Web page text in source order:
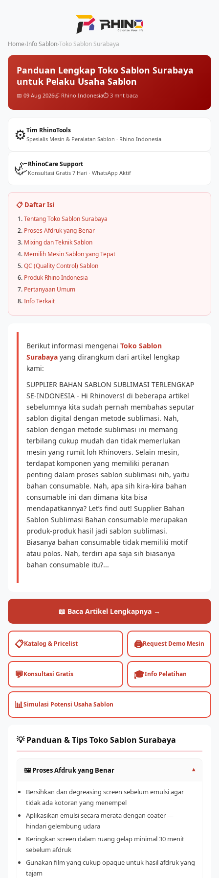
Home›Info Sablon›Toko Sablon Surabaya
Panduan Lengkap Toko Sablon Surabaya
untuk Pelaku Usaha Sablon
📅 09 Aug 2026🦏 Rhino Indonesia⏱️ 3 mnt baca
⚙️Tim RhinoTools
Spesialis Mesin & Peralatan Sablon · Rhino Indonesia
🦏RhinoCare Support
Konsultasi Gratis 7 Hari · WhatsApp Aktif
📋 Daftar Isi
Tentang Toko Sablon Surabaya
Proses Afdruk yang Benar
Mixing dan Teknik Sablon
Memilih Mesin Sablon yang Tepat
QC (Quality Control) Sablon
Produk Rhino Indonesia
Pertanyaan Umum
Info Terkait
Berikut informasi mengenai Toko Sablon
Surabaya yang dirangkum dari artikel lengkap
kami:
SUPPLIER BAHAN SABLON SUBLIMASI TERLENGKAP
SE-INDONESIA - Hi Rhinovers! di beberapa artikel
sebelumnya kita sudah pernah membahas seputar
sablon digital dengan metode sublimasi. Nah,
sablon dengan metode sublimasi ini memang
terbilang cukup mudah dan tidak memerlukan
mesin yang rumit loh Rhinovers. Selain mesin,
terdapat komponen yang memiliki peranan
penting dalam proses sablon sublimasi nih, yaitu
bahan consumable. Nah, apa sih kira-kira bahan
consumable ini dan dimana kita bisa
mendapatkannya? Let’s find out! Supplier Bahan
Sablon Sublimasi Bahan consumable merupakan
produk-produk hasil jadi sablon sublimasi.
Biasanya bahan consumable tidak memiliki motif
atau polos. Nah, terdiri apa saja sih biasanya
bahan consumable itu?...
📖 Baca Artikel Lengkapnya →
📋Katalog & Pricelist 🖨️Request Demo Mesin
💬Konsultasi Gratis 🎓Info Pelatihan
📊Simulasi Potensi Usaha Sablon
💡 Panduan & Tips Toko Sablon Surabaya
🖼️ Proses Afdruk yang Benar ▾
Bersihkan dan degreasing screen sebelum emulsi agar
tidak ada kotoran yang menempel
Aplikasikan emulsi secara merata dengan coater —
hindari gelembung udara
Keringkan screen dalam ruang gelap minimal 30 menit
sebelum afdruk
Gunakan film yang cukup opaque untuk hasil afdruk yang
tajam